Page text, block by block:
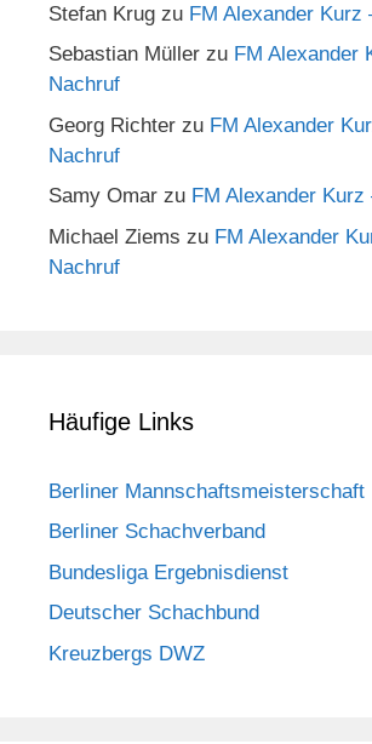
Stefan Krug zu FM Alexander Kurz
Sebastian Müller zu FM Alexander
Nachruf
Georg Richter zu FM Alexander
Nachruf
Samy Omar zu FM Alexander
Michael Ziems zu FM Alexander
Nachruf
Häufige Links
Berliner Mannschaftsmeisterschaft
Berliner Schachverband
Bundesliga Ergebnisdienst
Deutscher Schachbund
Kreuzbergs DWZ